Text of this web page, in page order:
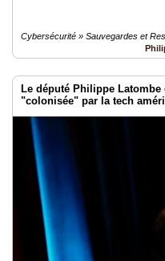
Cybersécurité » Sauvegardes et
Le député Philippe
"colonisée" par la tech